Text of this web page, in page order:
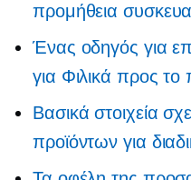
προμήθεια
Ένας οδηγός για
για Φιλικά προς το
Βασικά στοιχεία
προϊόντων για